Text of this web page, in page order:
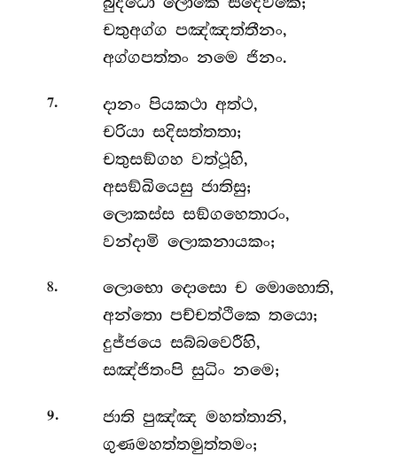
චතුඅග්ග පඤ්ඤත්තීනං,
අග්ගපත්තං නමෙ ජිනං.
7. දානං පියකථා අත්ථ,
චරියා සදිසත්තතා;
චතුසඞ්ගහ වත්ථූහි,
අසඞ්ඛියෙසු ජාතිසු;
ලොකස්ස සඞ්ගහෙතාරං,
වන්දාමි ලොකනායකං;
8.
ලොභො දොසො ච මොහොති,
අන්තො පච්චත්ථිකෙ තයො;
දුජ්ජයෙ සබ්බවෙරීහි,
සඤ්ජිතංපි සුධිං නමෙ;
9.
ජාති පුඤ්ඤ මහත්තානි,
ගුණමහත්තමුත්තමං;